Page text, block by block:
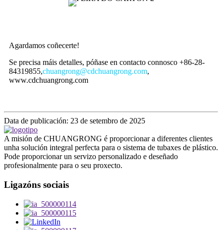
Agardamos coñecerte!
Se precisa máis detalles, póñase en contacto connosco +86-28-
84319855,chuangrong@cdchuangrong.com,
www.cdchuangrong.com
Data de publicación: 23 de setembro de 2025
A misión de CHUANGRONG é proporcionar a diferentes clientes
unha solución integral perfecta para o sistema de tubaxes de plástico.
Pode proporcionar un servizo personalizado e deseñado
profesionalmente para o seu proxecto.
Ligazóns sociais